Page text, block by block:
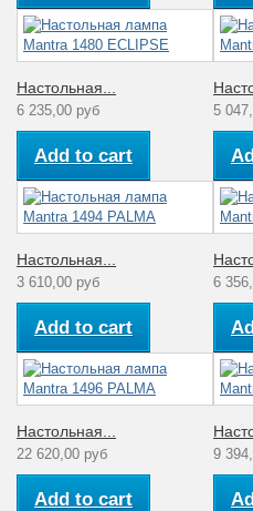
Настольная...
6 235,00 руб
Add to cart
5
Настольная...
3 610,00 руб
Add to cart
6
Настольная...
22 620,00 руб
Add to cart
9